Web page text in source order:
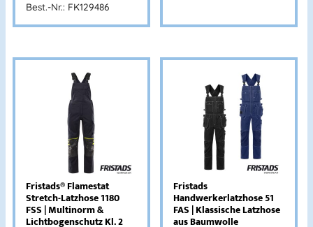
Best.-Nr.: FK129486
Fristads® Flamestat
Stretch-Latzhose 1180
FSS | Multinorm &
Lichtbogenschutz Kl. 2
Fristads
Handwerkerlatzhose 51
FAS | Klassische Latzhose
aus Baumwolle